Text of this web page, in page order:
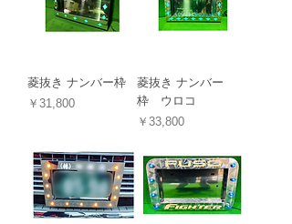
菱抜き ナンバー枠
価格
￥31,800
菱抜き ナンバー
枠 ウロコ
価格
￥33,800